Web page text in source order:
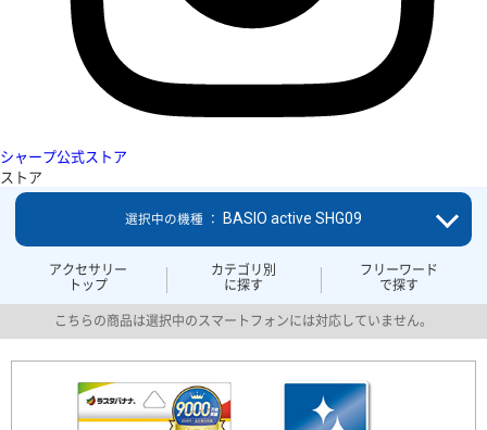
シャープ公式ストア
ストア
アクセサリー
トップ
カテゴリ別
に探す
フリーワード
で探す
選択中の機種 ： BASIO active SHG09
こちらの商品は選択中のスマートフォンには対応していません。